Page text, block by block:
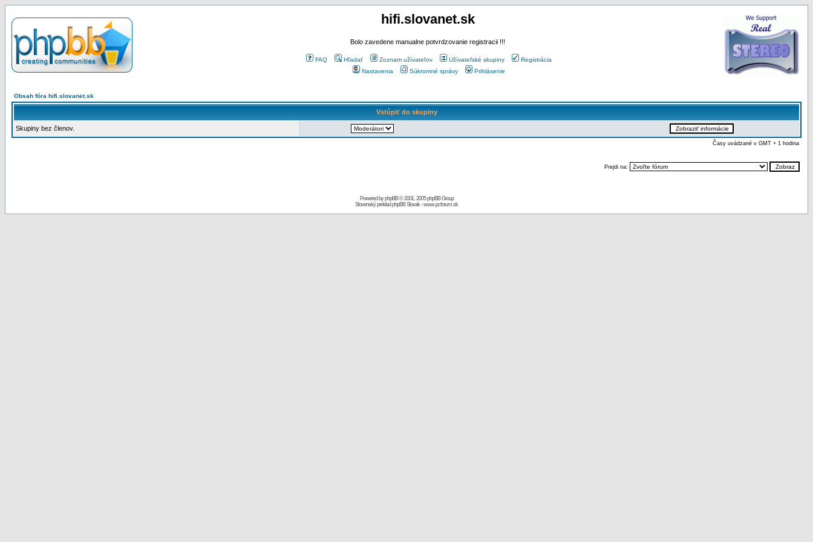
hifi.slovanet.sk
Bolo zavedene manualne potvrdzovanie registracii !!!
FAQ Hľadať Zoznam užívateľov Užívateľské skupiny
Registrácia
Nastavenia
Súkromné správy Prihlásenie
Obsah fóra hifi.slovanet.sk
Vstúpiť do skupiny
Skupiny bez členov.
Časy uvádzané v GMT + 1 hodina
Prejdi na:
Powered byphpBB© 2001, 2005 phpBB Group
Slovenský preklad phpBB Slovak-www.pcforum.sk